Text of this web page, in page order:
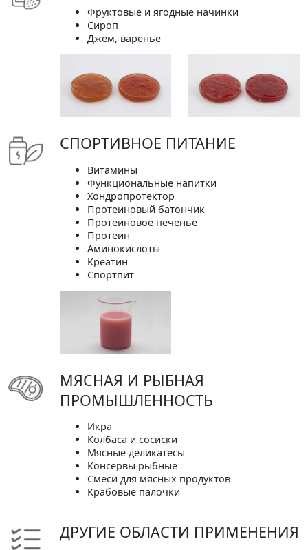
Фруктовые и ягодные начинки
Сироп
Джем, варенье
СПОРТИВНОЕ ПИТАНИЕ
Витамины
Функциональные напитки
Хондропротектор
Протеиновый батончик
Протеиновое печенье
Протеин
Аминокислоты
Креатин
Спортпит
МЯСНАЯ И РЫБНАЯ
ПРОМЫШЛЕННОСТЬ
Икра
Колбаса и сосиски
Мясные деликатесы
Консервы рыбные
Смеси для мясных продуктов
Крабовые палочки
ДРУГИЕ ОБЛАСТИ ПРИМЕНЕНИЯ